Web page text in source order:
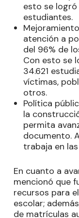
esto se logró
estudiantes.
atención a
del 96% de
Con esto se
34.621
víctimas,
otros.
Política
la
permita
documento.
trabaja en
En cuanto a
mencionó que
recursos para
escolar;
de matrículas